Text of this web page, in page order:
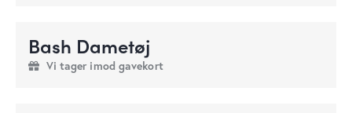
Bash Dametøj
Vi tager imod gavekort